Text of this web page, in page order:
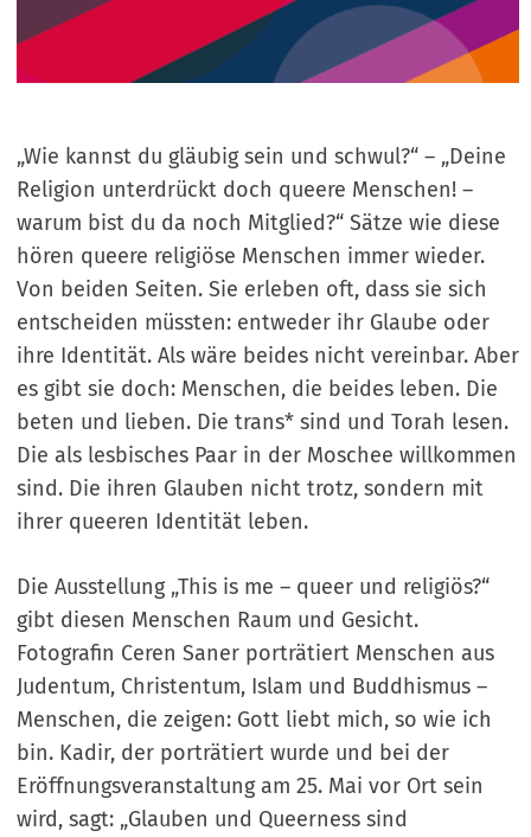
„Wie kannst du gläubig sein und schwul?“ – „Deine
Religion unterdrückt doch queere Menschen! –
warum bist du da noch Mitglied?“ Sätze wie diese
hören queere religiöse Menschen immer wieder.
Von beiden Seiten. Sie erleben oft, dass sie sich
entscheiden müssten: entweder ihr Glaube oder
ihre Identität. Als wäre beides nicht vereinbar. Aber
es gibt sie doch: Menschen, die beides leben. Die
beten und lieben. Die trans* sind und Torah lesen.
Die als lesbisches Paar in der Moschee willkommen
sind. Die ihren Glauben nicht trotz, sondern mit
ihrer queeren Identität leben.
Die Ausstellung „This is me – queer und religiös?“
gibt diesen Menschen Raum und Gesicht.
Fotografin Ceren Saner porträtiert Menschen aus
Judentum, Christentum, Islam und Buddhismus –
Menschen, die zeigen: Gott liebt mich, so wie ich
bin. Kadir, der porträtiert wurde und bei der
Eröffnungsveranstaltung am 25. Mai vor Ort sein
wird, sagt: „Glauben und Queerness sind